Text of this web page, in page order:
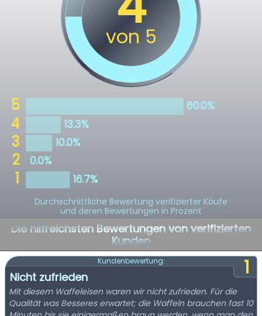
Durchschnittliche Bewertung verifizierter Käufe
und deren Bewertungen in Prozent
Die hilfreichsten Bewertungen von verifizierten
Kunden
1
Kundenbewertung:
Nicht zufrieden
Mit diesem Waffeleisen waren wir nicht zufrieden. Für die
Qualität was Besseres erwartet; die Waffeln brauchen fast 10